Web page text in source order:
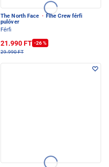
The North Face · Fine Crew férfi
pulóver
Férfi
21.990 FT -26 %
29.990 FT